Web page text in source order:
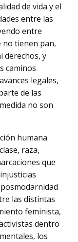
de vida y el
entre las
entre
no tienen pan,
derechos, y
caminos
legales,
de las
no son
humana
raza,
que
las distintas
feminista,
dentro
los